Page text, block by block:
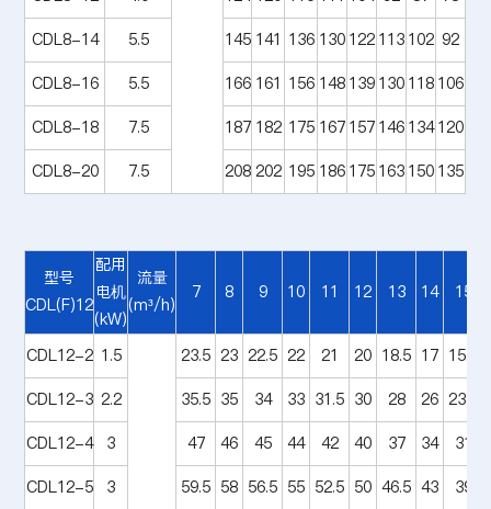
CDL8-14
5.5 145 141 136 130 122 113 102 92
CDL8-16
5.5 166 161 156 148 139 130 118 106
CDL8-18
7.5 187 182 175 167 157 146 134120
CDL8-20
7.5 208 202 195 186 175 163 150 135
型号
CDL(F)12
配用
电机
(kW)
流量
(m³/h)
7 8 9 10 11 12 13 14 15
CDL12-2 1.5 23.5 23 22.5 22 21 20 18.5 17 15.5
CDL12-3 2.2 35.5 35 34 33 31.5 30 28 26 23.5
CDL12-4
3 47 46 45 44 42 40 37 34 31
CDL12-5
3 59.5 58 56.5 55 52.5 50 46.5 43 39